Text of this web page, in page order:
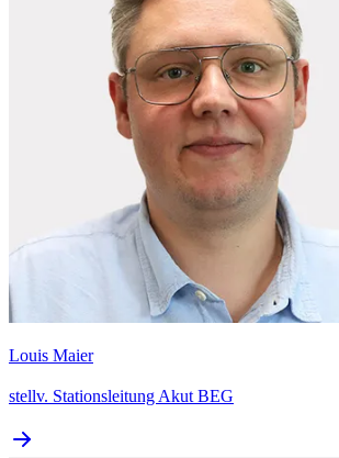
Louis Maier
stellv. Stationsleitung Akut BEG